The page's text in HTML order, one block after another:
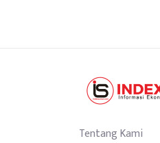
Tentang Kami